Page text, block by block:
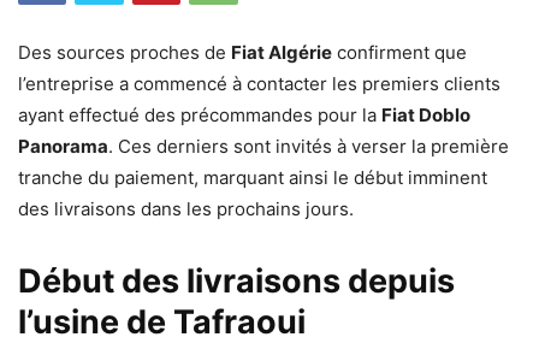
Des sources proches de Fiat Algérie confirment que
l’entreprise a commencé à contacter les premiers clients
ayant effectué des précommandes pour la Fiat Doblo
Panorama. Ces derniers sont invités à verser la première
tranche du paiement, marquant ainsi le début imminent
des livraisons dans les prochains jours.
Début des livraisons depuis
l’usine de Tafraoui